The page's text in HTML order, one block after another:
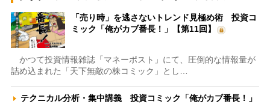
「売り時」を逃さないトレンド見極め術 投資コ
ミック「俺がカブ番長！」【第11回】
かつて投資情報雑誌「マネーポスト」にて、圧倒的な情報量が
詰め込まれた「天下無敵の株コミック」とし…
テクニカル分析・集中講義 投資コミック「俺がカブ番長！」